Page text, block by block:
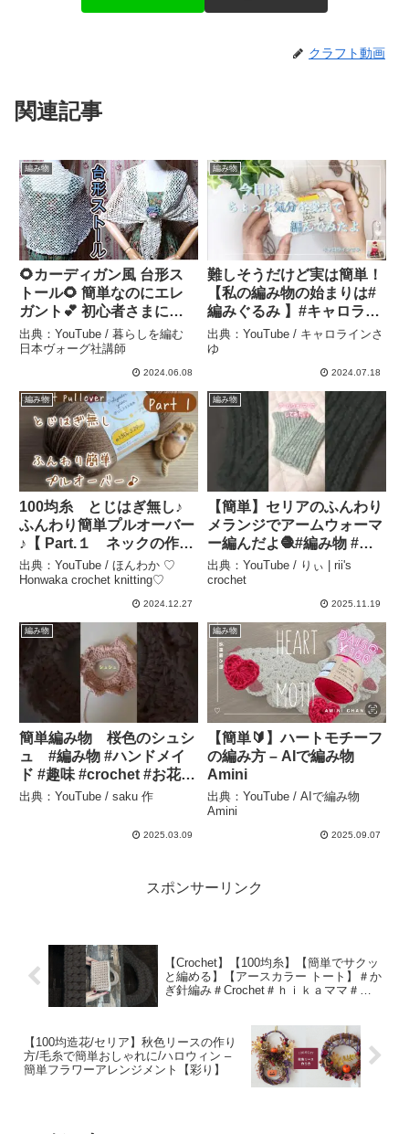
クラフト動画
関連記事
編み物
🌻カーディガン風 台形ス
トール🌻 簡単なのにエレ
ガント💕 初心者さまにも
編んでいただけます。夏空
に映えるオフホワイト
で 編み図・編み方と
み図 #かぎ針編み #初心者
さま – 暮らしを編む 日本
ヴォーグ社講師
出典：YouTube / 暮らしを編む
日本ヴォーグ社講師
2024.06.08
編み物
難しそうだけど実は簡単！
【私の編み物の始まりは#
編みぐるみ 】#キャロライ
ンさゆ#かぎ針編み – キャ
ロラインさゆ
出典：YouTube / キャロラインさ
ゆ
2024.07.18
編み物
100均糸 とじはぎ無し♪
ふんわり簡単プルオーバー
♪【 Part.１ ネックの作り
目をしてヨークを編みます
♪】【 かぎ針編み】
crochet pullover ～編み
Honwaka crochet
knitting♡
出典：YouTube / ほんわか ♡
Honwaka crochet knitting♡
2024.12.27
編み物
【簡単】セリアのふんわり
メランジでアームウォーマ
ー編んだよ🧶#編み物 #か
ぎ針編み #100均毛糸 #セ
リア #shorts – りぃ | rii’s
出典：YouTube / りぃ | rii's
crochet
2025.11.19
編み物
簡単編み物 桜色のシュシ
ュ #編み物 #ハンドメイ
ド #趣味 #crochet #お花見
コーデ #簡単 #作ってみ
出典：YouTube / saku 作
2025.03.09
編み物
【簡単🔰】ハートモチーフ
の編み方 – AIで編み物
Amini
出典：YouTube / AIで編み物
Amini
2025.09.07
スポンサーリンク
【Crochet】【100均糸】【簡単でサクッ
と編める】【アースカラー トート】＃か
ぎ針編み＃Crochet＃ｈｉｋａママ＃
【100均造花/セリア】秋色リースの作り
方/毛糸で簡単おしゃれに/ハロウィン –
簡単フラワーアレンジメント【彩り】